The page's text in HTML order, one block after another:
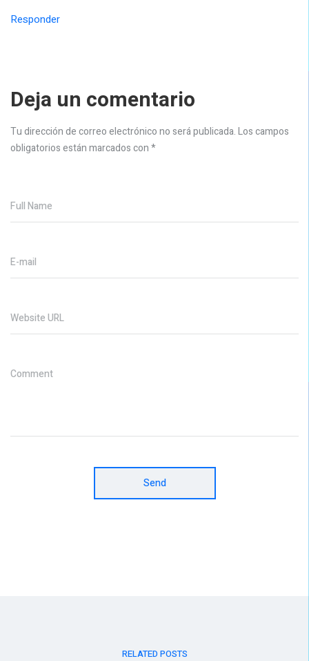
Responder
Deja un comentario
Tu dirección de correo electrónico no será publicada.Los campos
obligatorios están marcados con*
Full Name
E-mail
Website URL
Comment
Send
RELATED POSTS